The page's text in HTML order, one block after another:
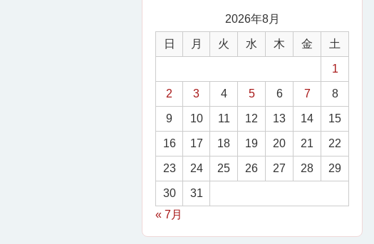
2026年8月
日 月 火 水 木 金 土
1
2 3 4 5 6 7 8
9 10 11 12 13 14 15
16 17 18 19 20 21 22
23 24 25 26 27 28 29
30
31
« 7月